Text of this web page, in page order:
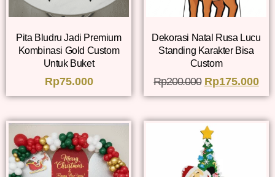
Pita Bludru Jadi Premium
Kombinasi Gold Custom
Untuk Buket
Rp75.000
Dekorasi Natal Rusa Lucu
Standing Karakter Bisa
Custom
Rp200.000 Rp175.000